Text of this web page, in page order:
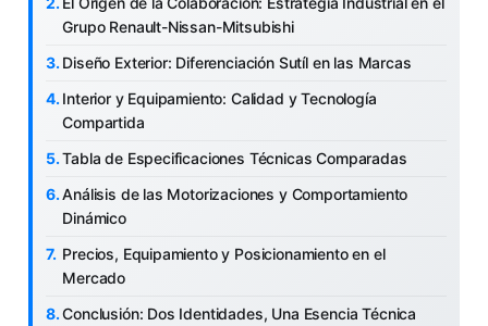
Grupo Renault-Nissan-Mitsubishi
Diseño Exterior: Diferenciación Sutíl en las Marcas
Interior y Equipamiento: Calidad y Tecnología
Compartida
Tabla de Especificaciones Técnicas Comparadas
Análisis de las Motorizaciones y Comportamiento
Dinámico
Precios, Equipamiento y Posicionamiento en el
Mercado
Conclusión: Dos Identidades, Una Esencia Técnica